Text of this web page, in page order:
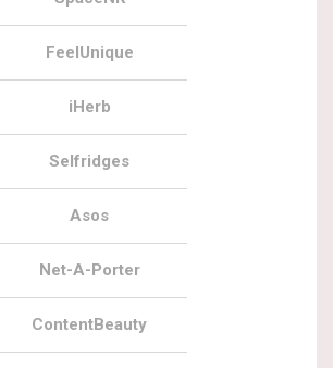
FeelUnique
iHerb
Selfridges
Asos
Net-A-Porter
ContentBeauty